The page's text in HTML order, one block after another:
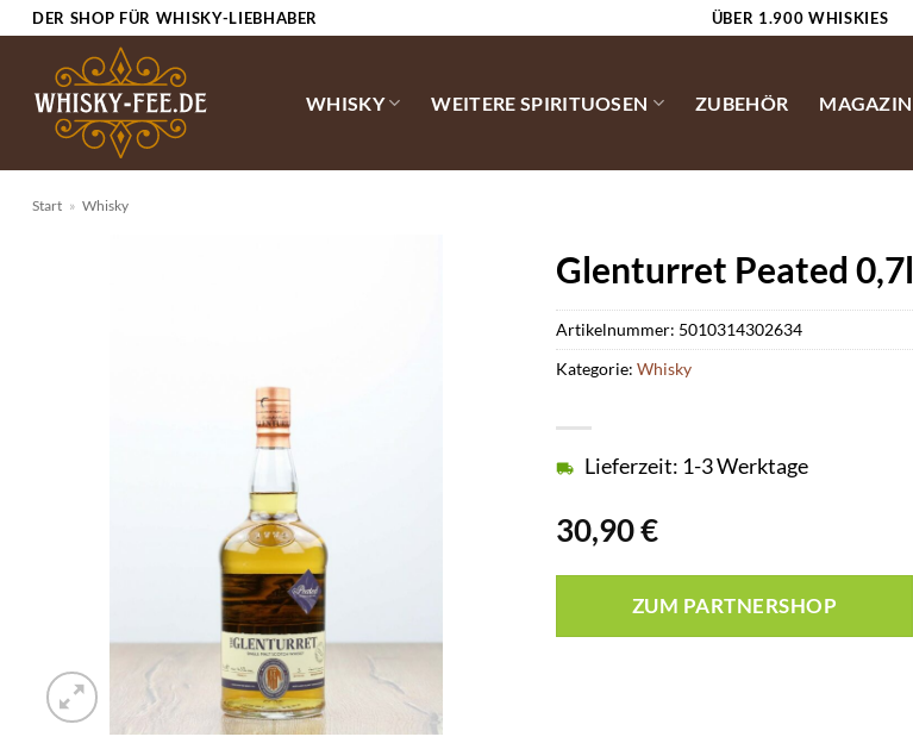
Zum
springen
DER SHOP FÜR WHISKY-LIEBHABER ÜBER 1.900 WHISKIES
WHISKY WEITERE SPIRITUOSEN ZUBEHÖR MAGAZIN
Start » Whisky
Glenturret Peated 0,7l
30,90€
Lieferzeit: 1-3 Werktage
ZUM PARTNERSHOP
Artikelnummer: 5010314302634
Kategorie: Whisky